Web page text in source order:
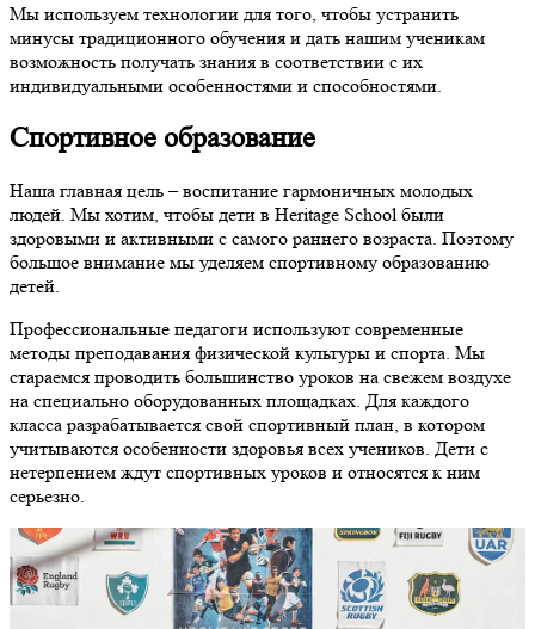
Мы используем технологии для того, чтобы устранить
минусы традиционного обучения и дать нашим ученикам
возможность получать знания в соответствии с их
индивидуальными особенностями и способностями.
Спортивное образование
Наша главная цель – воспитание гармоничных молодых
людей. Мы хотим, чтобы дети в Heritage School были
здоровыми и активными с самого раннего возраста. Поэтому
большое внимание мы уделяем спортивному образованию
детей.
Профессиональные педагоги используют современные
методы преподавания физической культуры и спорта. Мы
стараемся проводить большинство уроков на свежем воздухе
на специально оборудованных площадках. Для каждого
класса разрабатывается свой спортивный план, в котором
учитываются особенности здоровья всех учеников. Дети с
нетерпением ждут спортивных уроков и относятся к ним
серьезно.